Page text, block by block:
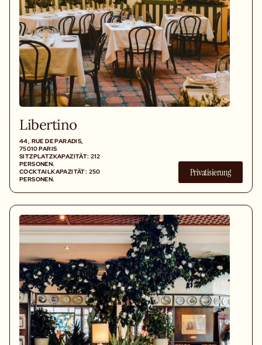
Libertino
44, RUE DE PARADIS,
75010 PARIS
SITZPLATZKAPAZITÄT: 212
PERSONEN.
COCKTAILKAPAZITÄT: 250
PERSONEN.
Privatisierung